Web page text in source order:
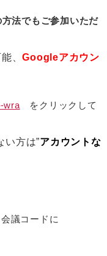
法でもご参加いただ
、Googleアカウン
wra をクリックして
い方は”アカウントな
議コードに